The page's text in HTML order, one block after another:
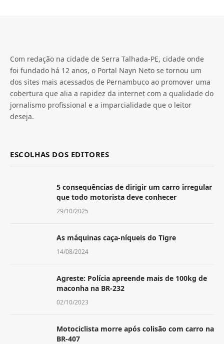
Com redação na cidade de Serra Talhada-PE, cidade onde
foi fundado há 12 anos, o Portal Nayn Neto se tornou um
dos sites mais acessados de Pernambuco ao promover uma
cobertura que alia a rapidez da internet com a qualidade do
jornalismo profissional e a imparcialidade que o leitor
deseja.
ESCOLHAS DOS EDITORES
5 consequências de dirigir um carro irregular
que todo motorista deve conhecer
29/10/2025
As máquinas caça-níqueis do Tigre
14/08/2024
Agreste: Polícia apreende mais de 100kg de
maconha na BR-232
02/10/2023
Motociclista morre após colisão com carro na
BR-407